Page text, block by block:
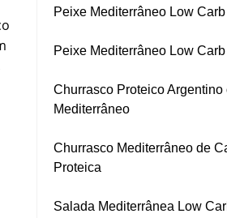
Peixe Mediterrâneo Low
Peixe Mediterrâneo Low
Churrasco Proteico Argentino
Mediterrâneo
Churrasco Mediterrâneo de
Proteica
Salada Mediterrânea Low